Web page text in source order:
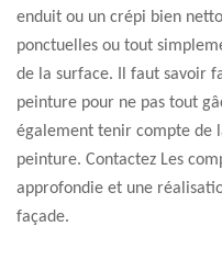
enduit ou un crépi bien
ponctuelles ou tout
de la surface. Il faut savoir
peinture pour ne pas tout
également tenir compte de
peinture. Contactez Les
approfondie et une
façade.